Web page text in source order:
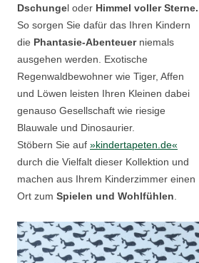
Dschungel oder Himmel voller Sterne.
So sorgen Sie dafür das Ihren Kindern
die Phantasie-Abenteuerniemals
ausgehen werden. Exotische
Regenwaldbewohner wie Tiger, Affen
und Löwen leisten Ihren Kleinen dabei
genauso Gesellschaft wie riesige
Blauwale und Dinosaurier.
Stöbern Sie auf »kindertapeten.de«
durch die Vielfalt dieser Kollektion und
machen aus Ihrem Kinderzimmer einen
Ort zum Spielen und Wohlfühlen.